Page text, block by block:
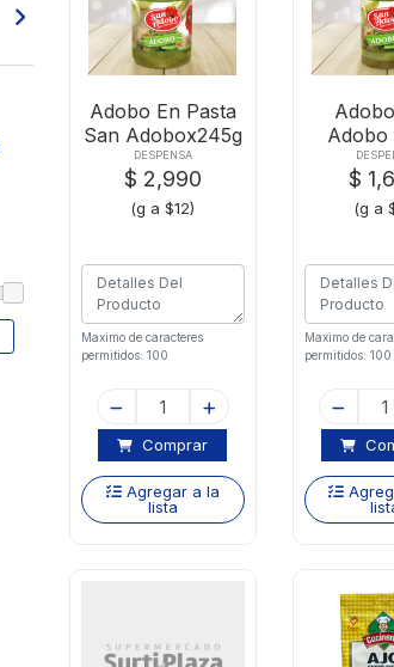
Adobo En Pasta
San Adobox245g
DESPENSA
$ 2,990
(g a $12)
Maximo de caracteres
permitidos: 100
Comprar
Agregar a la
lista
Adobo
$
(g a
Maximo de
permitidos: 100